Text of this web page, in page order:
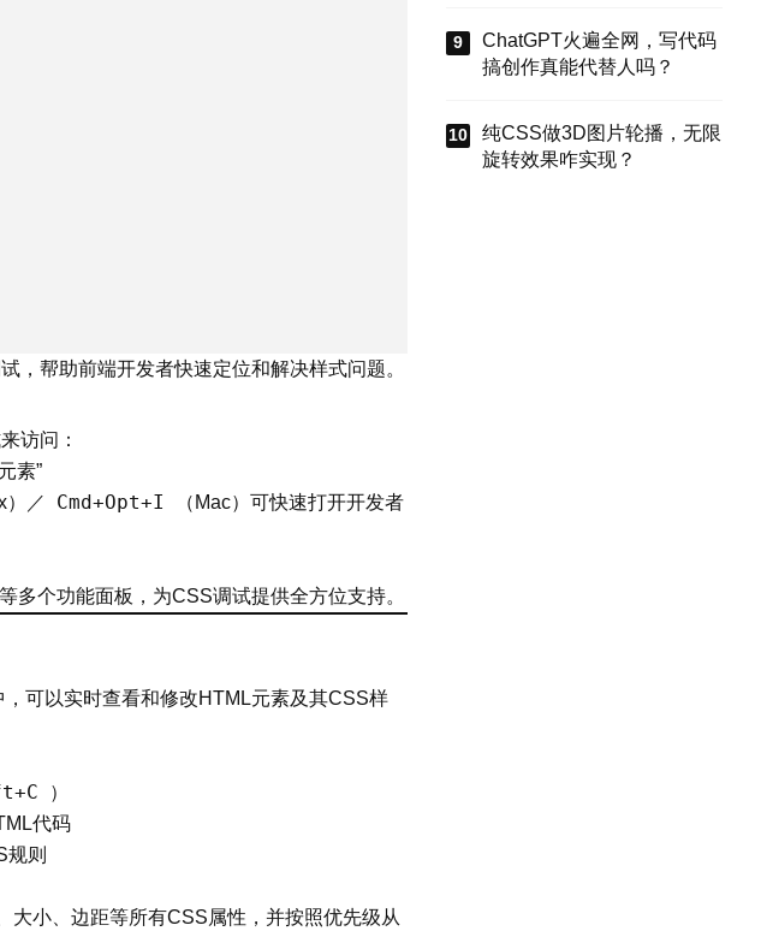
，帮助前端开发者快速定位和解决样式问题。
访问：
素”
）／ Cmd+Opt+I
（Mac）可快速打开开发者
多个功能面板，为CSS调试提供全方位支持。
，可以实时查看和修改HTML元素及其CSS样
）
代码
规则
大小、边距等所有CSS属性，并按照优先级从
ChatGPT火遍全网，写代码
搞创作真能代替人吗？
纯CSS做3D图片轮播，无限
旋转效果咋实现？